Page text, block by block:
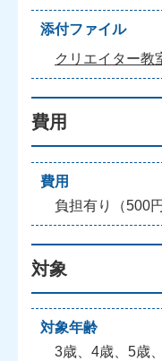
添付ファイル
クリエイター教
費用
費用
負担有り（500円
対象
対象年齢
3歳、4歳、5歳